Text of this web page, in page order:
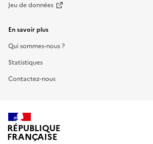
Jeu de données
En savoir plus
Qui sommes-nous ?
Statistiques
Contactez-nous
RÉPUBLIQUE
FRANÇAISE